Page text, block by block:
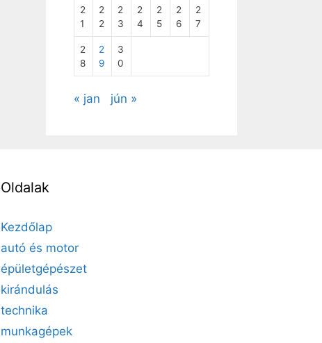
2
1
2
2
2
3
2
4
2
5
2
6
2
7
2
8
2
9
3
0
« jan jún »
Oldalak
Kezdőlap
autó és motor
épületgépészet
kirándulás
technika
munkagépek